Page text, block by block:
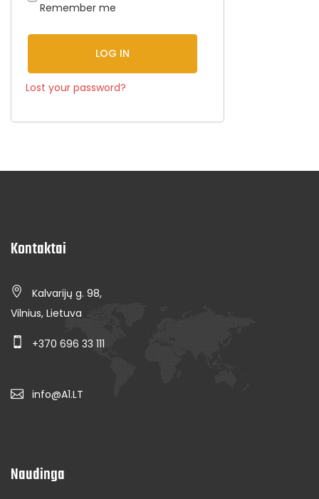
Remember me
LOG IN
Lost your password?
Kontaktai
Kalvarijų g. 98,
Vilnius, Lietuva
+370 696 33 111
info@A1.LT
Naudinga